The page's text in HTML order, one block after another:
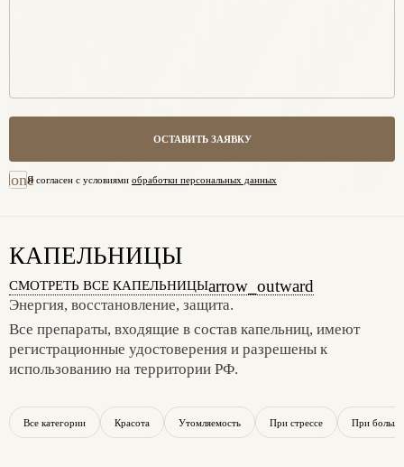
ОСТАВИТЬ ЗАЯВКУ
doneЯ согласен с условиями обработки персональных данных
КАПЕЛЬНИЦЫ
СМОТРЕТЬ ВСЕ КАПЕЛЬНИЦЫarrow_outward
Энергия, восстановление, защита.
Все препараты, входящие в состав капельниц, имеют
регистрационные удостоверения и разрешены к
использованию на территории РФ.
Все категории Красота Утомляемость При стрессе При